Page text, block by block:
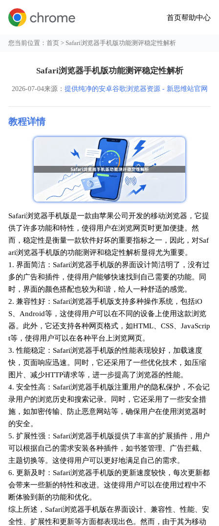
首页帮助中心
您当前位置：首页 > Safari浏览器手机版功能测评稳定性解析
Safari浏览器手机版功能测评稳定性解析
2026-07-04来源： 提供纯净的安卓谷歌浏览器资源 - 新思维站官网
教程详情
Safari浏览器手机版是一款由苹果公司开发的移动浏览器，它提
供了许多功能和特性，使得用户在浏览网页时更加便捷。然
而，稳定性是衡量一款软件好坏的重要指标之一，因此，对Saf
ari浏览器手机版的功能测评和稳定性解析显得尤为重要。
1. 界面简洁：Safari浏览器手机版的界面设计简洁明了，没有过
多的广告和插件，使得用户能够快速找到自己需要的功能。同
时，界面的颜色搭配也较为和谐，给人一种舒适的感觉。
2. 兼容性好：Safari浏览器手机版支持多种操作系统，包括iO
S、Android等，这使得用户可以在不同的设备上使用这款浏览
器。此外，它还支持各种网页格式，如HTML、CSS、JavaScrip
t等，使得用户可以在各种平台上浏览网页。
3. 性能稳定：Safari浏览器手机版的性能表现较好，加载速度
快，页面响应迅速。同时，它还采用了一些优化技术，如压缩
图片、减少HTTP请求等，进一步提高了浏览器的性能。
4. 安全性高：Safari浏览器手机版注重用户的隐私保护，不会记
录用户的浏览历史和搜索记录。同时，它还采用了一些安全措
施，如加密传输、防止恶意网站等，确保用户在使用浏览器时
的安全。
5. 扩展性强：Safari浏览器手机版提供了丰富的扩展插件，用户
可以根据自己的需求安装各种插件，如书签管理、广告拦截、
主题切换等。这使得用户可以更好地满足自己的需求。
6. 更新及时：Safari浏览器手机版的更新速度较快，每次更新都
会带来一些新的特性和改进。这使得用户可以在使用过程中不
断体验到新的功能和优化。
综上所述，Safari浏览器手机版在界面设计、兼容性、性能、安
全性、扩展性和更新等方面都表现出色。然而，由于其为移动